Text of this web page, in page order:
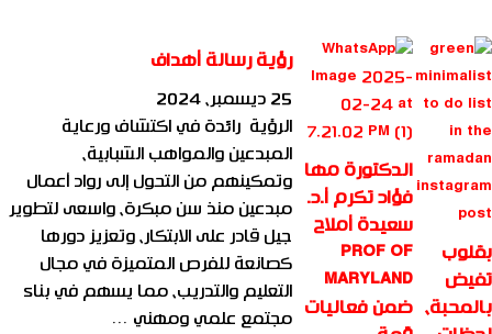
بقلوب
تفيض
بالمحبة،
الدكتورة مها
فؤاد تكرم أ.د.
سعيدة أملاح
PROF OF
MARYLAND
ضمن فعاليات
رؤية رسالة أهداف
25 ديسمبر، 2024
الرؤية رائدة في اكتشاف ورعاية
المبدعين والمواهب الشبابية،
وتمكينهم من التحول إلى رواد أعمال
مبدعين منذ سن مبكرة، واسعى لتطوير
جيل قادر على الابتكار، وتعزيز دورها
كصانعة للفرص المتميزة في مجال
التعليم والتدريب، مما يسهم في بناء
مجتمع علمي ومهني …